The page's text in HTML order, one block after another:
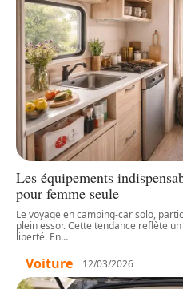
Les équipements
pour femme seule
Le voyage en camping-car solo,
plein essor. Cette tendance reflète
liberté. En…
Voiture 12/03/2026